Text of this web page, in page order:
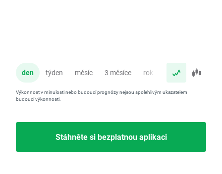
den týden měsíc 3 měsíce rok
Výkonnost v minulosti nebo budoucí prognózy nejsou spolehlivým ukazatelem
budoucí výkonnosti.
Stáhněte si bezplatnou aplikaci